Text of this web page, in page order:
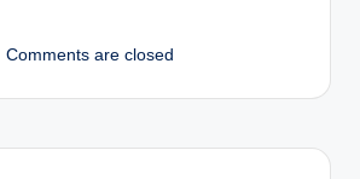
Comments are closed